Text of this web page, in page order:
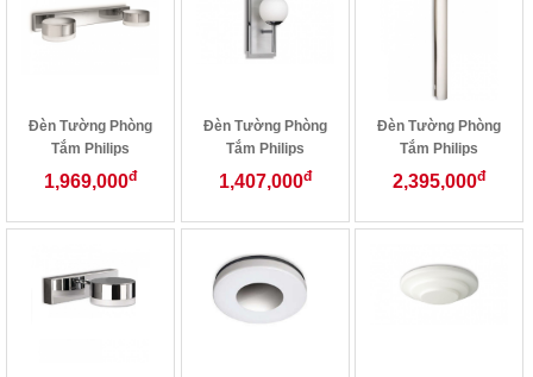
Đèn Tường Phòng
Tắm Philips
34312/11
1,969,000đ
Đèn Tường Phòng
Tắm Philips
QWZ807
1,407,000đ
Đèn Tường Phòng
Tắm Philips
34094/11
2,395,000đ